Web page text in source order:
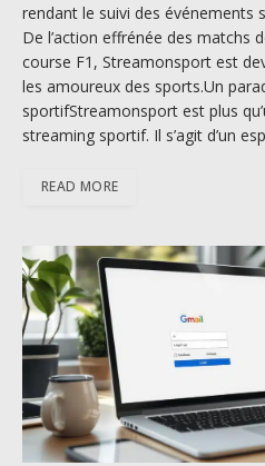
rendant le suivi des événements
De l’action effrénée des matchs
course F1, Streamonsport est
les amoureux des sports.Un
sportifStreamonsport est plus
streaming sportif. Il s’agit d’un
READ MORE